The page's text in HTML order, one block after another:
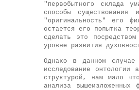
"первобытного склада
способы
"оригинальность" его
остается его попытка
сделать это
уровне развития
Однако в данном случае
исследование онтологии
структурой, нам мало
анализа